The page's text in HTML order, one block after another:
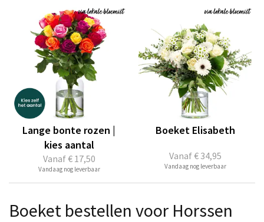
Vanaf€ 17,50
Lange bonte rozen |
kies aantal
Vandaag nog leverbaar
Vanaf€ 34,95
Boeket Elisabeth
Vandaag nog leverbaar
Boeket bestellen voor Horssen